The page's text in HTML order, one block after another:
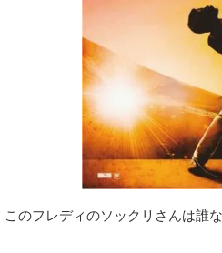
このフレディのソックリさんは誰な